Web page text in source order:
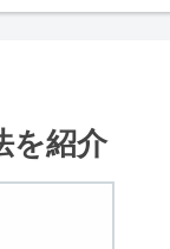
を紹介